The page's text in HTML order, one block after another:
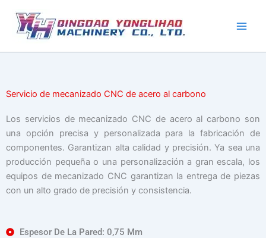
contenido
Servicio de mecanizado CNC de acero al carbono
Los servicios de mecanizado CNC de acero al carbono son
una opción precisa y personalizada para la fabricación de
componentes. Garantizan alta calidad y precisión. Ya sea una
producción pequeña o una personalización a gran escala, los
equipos de mecanizado CNC garantizan la entrega de piezas
con un alto grado de precisión y consistencia.
Espesor De La Pared: 0,75 Mm